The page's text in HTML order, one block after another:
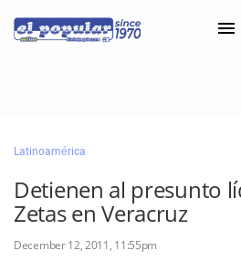
Classifieds
Categorías
Latinoamérica
Detienen al presunto
Zetas en Veracruz
December 12, 2011, 11:55pm